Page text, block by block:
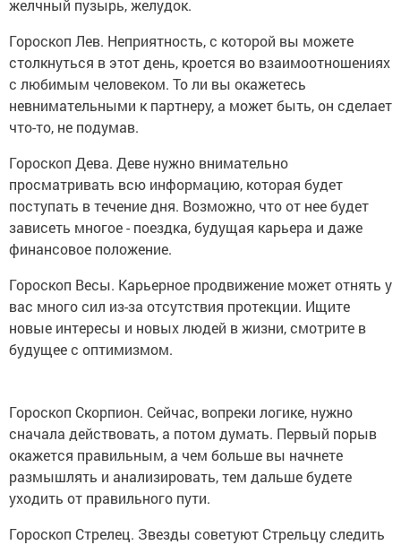
желчный пузырь, желудок.
Гороскоп Лев. Неприятность, с которой вы можете
столкнуться в этот день, кроется во взаимоотношениях
с любимым человеком. То ли вы окажетесь
невнимательными к партнеру, а может быть, он сделает
что-то, не подумав.
Гороскоп Дева. Деве нужно внимательно
просматривать всю информацию, которая будет
поступать в течение дня. Возможно, что от нее будет
зависеть многое - поездка, будущая карьера и даже
финансовое положение.
Гороскоп Весы. Карьерное продвижение может отнять у
вас много сил из-за отсутствия протекции. Ищите
новые интересы и новых людей в жизни, смотрите в
будущее с оптимизмом.
Гороскоп Скорпион. Сейчас, вопреки логике, нужно
сначала действовать, а потом думать. Первый порыв
окажется правильным, а чем больше вы начнете
размышлять и анализировать, тем дальше будете
уходить от правильного пути.
Гороскоп Стрелец. Звезды советуют Стрельцу следить